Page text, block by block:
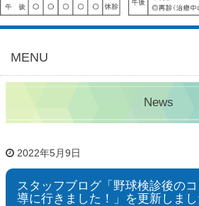
MENU
News
2022年5月9日
スタッフブログ「野球検診後の
導に行きました！」を更新しまし